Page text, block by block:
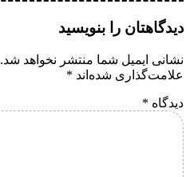
دیدگاهتان را بنویسید
نشانی ایمیل شما منتشر نخواهد شد.
علامت‌گذاری شده‌اند *
دیدگاه *